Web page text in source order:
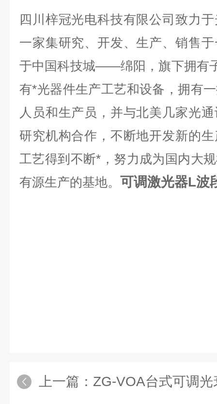
四川梓冠光电科技有限公司致力
一家集研究、开发、生产、销售
于中国科技城——绵阳，旗下拥有
有*光器件生产工艺和设备，拥有
人员和生产员，并与北美几家光
研究机构合作，不断地开发新的
工艺得到不断*，努力成为国内大
有源生产的基地。 可调激光器L波
上一篇： ZG-VOA台式可调